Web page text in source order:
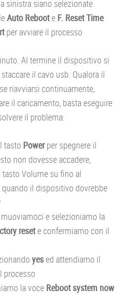
sinistra siano selezionate
Auto Reboote F. Reset Time
per avviare il processo
Al termine il dispositivo si
il cavo usb. Qualora il
riavviarsi continuamente,
il caricamento, basta eseguire
il problema:
tasto Powerper spegnere il
non dovesse accadere,
Volume su fino al
il dispositivo dovrebbe
e selezioniamo la
resete confermiamo con il
yes ed attendiamo il
processo
la voce Reboot system now